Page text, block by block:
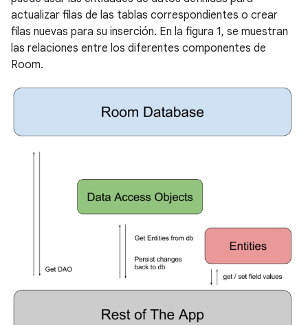
actualizar filas de las tablas correspondientes o crear
filas nuevas para su inserción. En la figura 1, se muestran
las relaciones entre los diferentes componentes de
Room.